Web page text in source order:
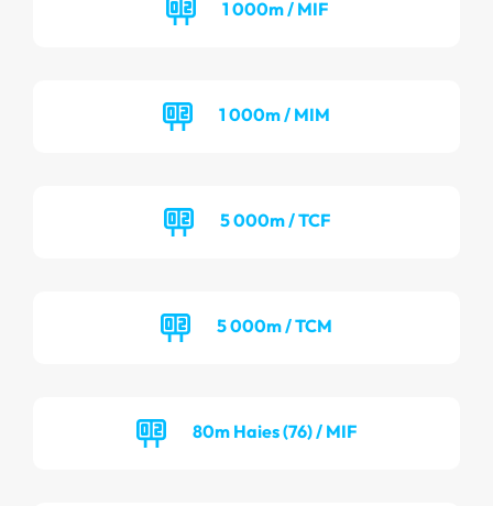
1 000m / MIF
1 000m / MIM
5 000m / TCF
5 000m / TCM
80m Haies (76) / MIF